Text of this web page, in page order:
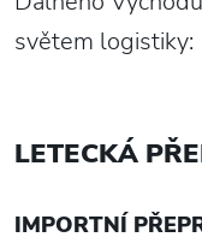
světem logistiky:
LETECKÁ
IMPORTNÍ